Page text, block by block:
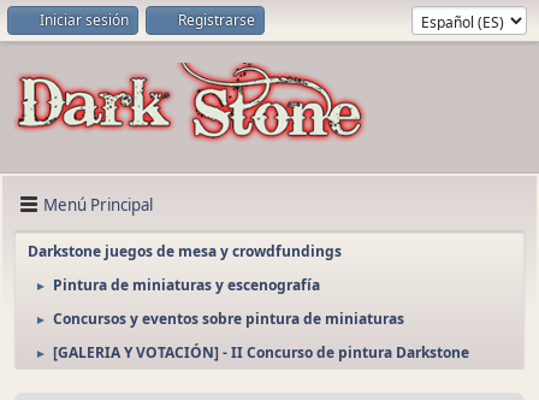
Iniciar sesión Registrarse
Menú Principal
Darkstone juegos de mesa y crowdfundings
► Pintura de miniaturas y escenografía
► Concursos y eventos sobre pintura de miniaturas
► [GALERIA Y VOTACIÓN] - II Concurso de pintura Darkstone